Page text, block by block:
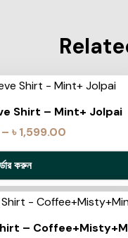
Shirt – Mint+ Jolpai
– ৳1,599.00
করুন
–